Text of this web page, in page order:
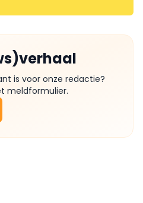
is voor onze redactie?
meldformulier.